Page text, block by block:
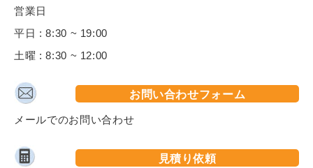
営業日
平日 : 8:30 ~ 19:00
土曜 : 8:30 ~ 12:00
お問い合わせフォーム
メールでのお問い合わせ
見積り依頼